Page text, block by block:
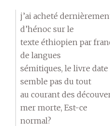
j’ai acheté
d’hénoc sur le
texte éthiopien par
de langues
sémitiques, le livre date
semble pas du tout
au courant des
mer morte, Est-ce
normal?